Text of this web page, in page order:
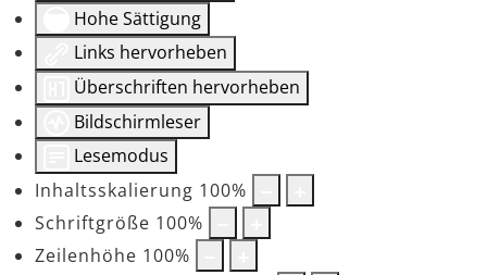
Hohe Sättigung
Links hervorheben
Überschriften hervorheben
Bildschirmleser
Lesemodus
Inhaltsskalierung 100%
Schriftgröße 100%
Zeilenhöhe 100%